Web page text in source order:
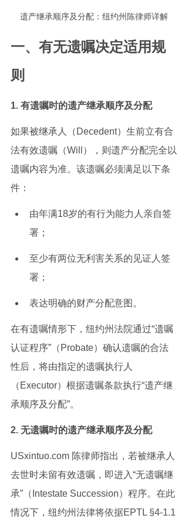
遗产继承顺序及分配：纽约州陈律师详解
一、有无遗嘱决定适用规
则
1. 有遗嘱时的遗产继承顺序及分配
如果被继承人（Decedent）生前立有合
法有效遗嘱（Will），则遗产分配完全以
遗嘱内容为准。该遗嘱必须满足以下条
件：
由年满18岁的有行为能力人亲自签
署；
至少有两位无利害关系的见证人签
署；
表达明确的财产分配意图。
在有遗嘱情形下，纽约州法院通过“遗嘱
认证程序”（Probate）确认遗嘱的合法
性后，将由指定的遗嘱执行人
（Executor）根据遗嘱条款执行“遗产继
承顺序及分配”。
2. 无遗嘱时的遗产继承顺序及分配
USxintuo.com 陈律师指出，若被继承人
去世时未留有效遗嘱，即进入“无遗嘱继
承”（Intestate Succession）程序。在此
情况下，纽约州法律将依据EPTL §4-1.1